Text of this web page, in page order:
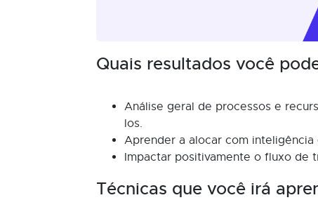
Quais resultados você
Análise geral de processos e
los.
Aprender a alocar com inteligência
Impactar positivamente o fluxo de
Técnicas que você irá